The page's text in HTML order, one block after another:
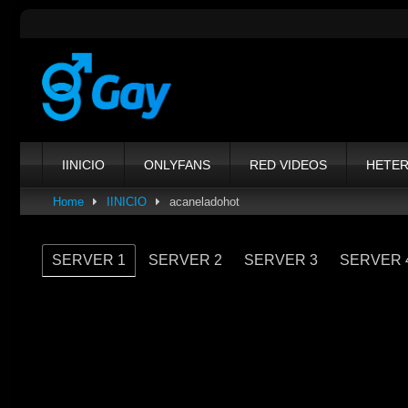
content
IINICIO ONLYFANS RED VIDEOS
Home IINICIO acaneladohot
SERVER 1 SERVER 2 SERVER 3 SERVER